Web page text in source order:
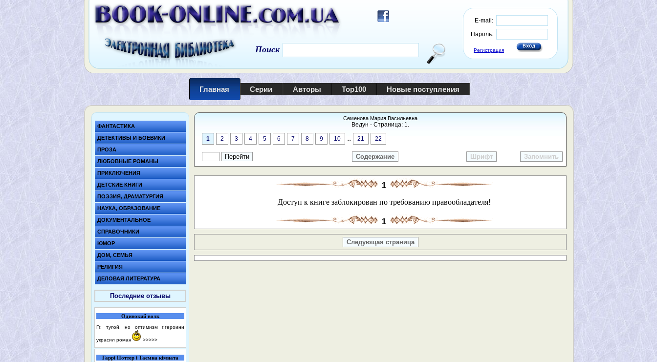
E-mail:
Пароль:
Регистрация
Поиск
Главная Серии Авторы Top100 Новые поступления
ФАНТАСТИКА
ДЕТЕКТИВЫ И БОЕВИКИ
ПРОЗА
ЛЮБОВНЫЕ РОМАНЫ
ПРИКЛЮЧЕНИЯ
ДЕТСКИЕ КНИГИ
ПОЭЗИЯ, ДРАМАТУРГИЯ
НАУКА, ОБРАЗОВАНИЕ
ДОКУМЕНТАЛЬНОЕ
СПРАВОЧНИКИ
ЮМОР
ДОМ, СЕМЬЯ
РЕЛИГИЯ
ДЕЛОВАЯ ЛИТЕРАТУРА
Последние отзывы
Одинокий волк
Гг. тупой, но оптимизм г.героини
украсил роман >>>>>
Гаррі Поттер і Таємна кімната
Семенова Мария Васильевна
Ведун - Страница: 1.
1 2 3 4 5 6 7 8 9 10 .. 21 22
Содержание Шрифт Запомнить
1
Доступ к книге заблокирован по требованию правообладателя!
1
Следующая страница